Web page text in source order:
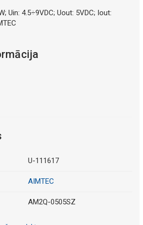
Uin: 4.5÷9VDC; Uout: 5VDC; Iout:
U-111617
AIMTEC
AM2Q-0505SZ